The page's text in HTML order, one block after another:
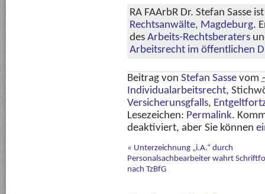
RA FAArbR Dr. Stefan Sasse
Rechtsanwälte, Magdeburg.
des Arbeits-Rechtsberaters
Arbeitsrecht im öffentlichen
Beitrag von Stefan Sasse vom
Individualarbeitsrecht,
Versicherunsgfalls,
Lesezeichen: Permalink.
deaktiviert, aber Sie können
« Unterzeichnung „i.A.“ durch
Personalsachbearbeiter wahrt
nach TzBfG